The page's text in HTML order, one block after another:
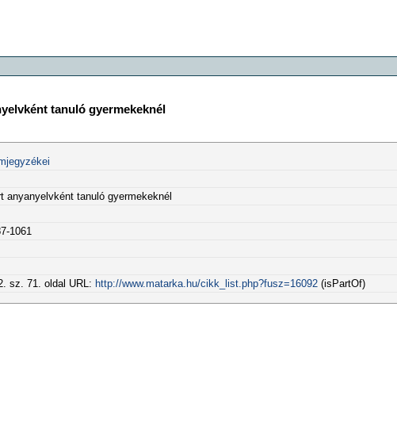
tanuló gyermekeknél
tanuló gyermekeknél
1061
sz. 71. oldal URL: http://www.matarka.hu/cikk_list.php?fusz=16092(isPartOf)